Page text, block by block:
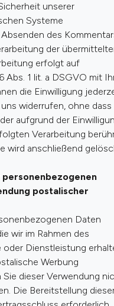
unserer
Systeme
des
der
erfolgt auf
Abs. 1 lit. a DSGVO mit
die Einwilligung
widerrufen, ohne dass
aufgrund der
Verarbeitung
wird anschließend
postalischer
Daten
wir im Rahmen des
oder Dienstleistung
Werbung
dieser Verwendung
Die Bereitstellung